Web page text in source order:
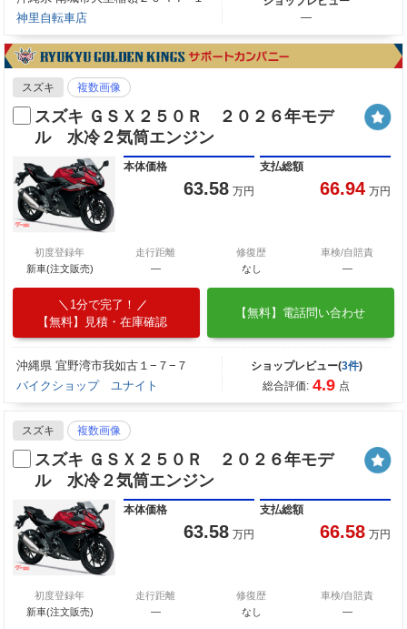
神里自転車店
―
スズキ 複数画像
スズキ ＧＳＸ２５０Ｒ ２０２６年モデ
ル 水冷２気筒エンジン
本体価格
63.58 万円
支払総額
66.94 万円
初度登録年
新車(注文販売)
走行距離
―
修復歴
なし
車検/自賠責
―
1分で完了！
【無料】見積・在庫確認
【無料】電話問い合わせ
沖縄県 宜野湾市我如古１−７−７
バイクショップ ユナイト
ショップレビュー(3件)
総合評価: 4.9 点
スズキ 複数画像
スズキ ＧＳＸ２５０Ｒ ２０２６年モデ
ル 水冷２気筒エンジン
本体価格
63.58 万円
支払総額
66.58 万円
初度登録年
新車(注文販売)
走行距離
―
修復歴
なし
車検/自賠責
―